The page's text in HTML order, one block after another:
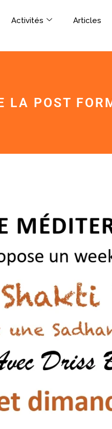
Activités Articles
LA POST